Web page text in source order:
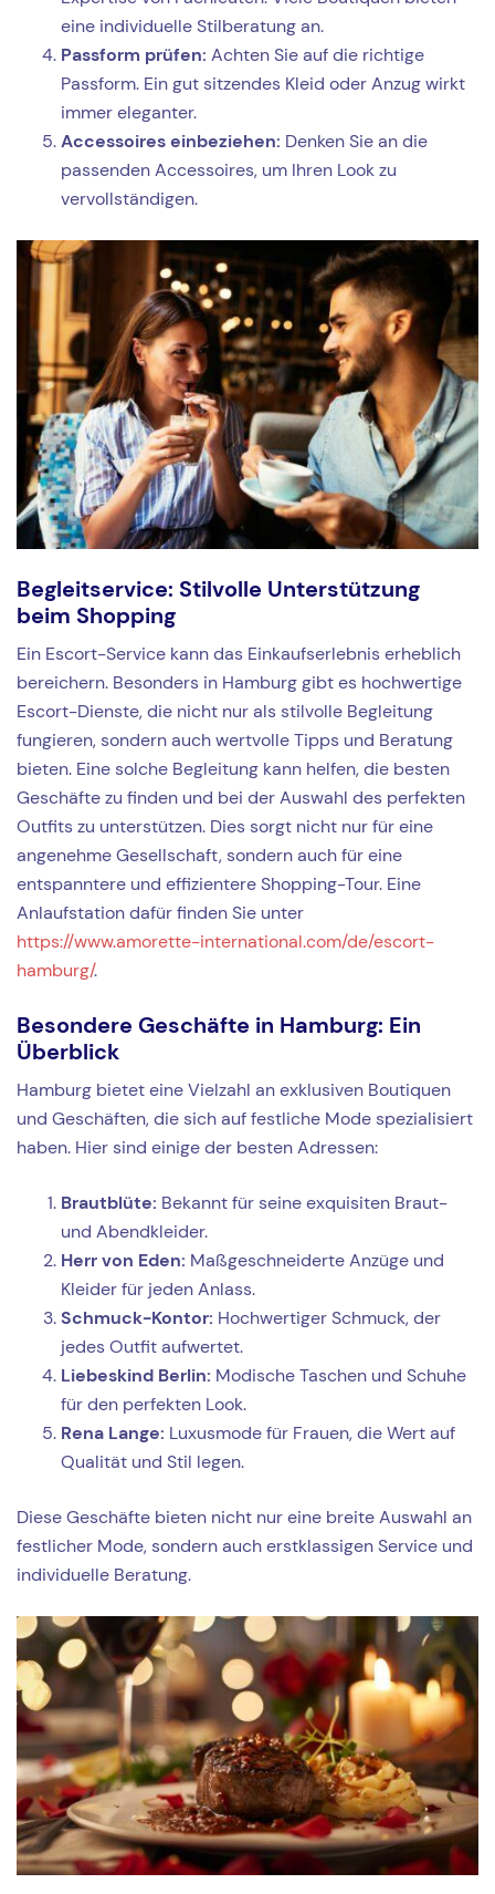
eine individuelle Stilberatung an.
Passform prüfen: Achten Sie auf die richtige
Passform. Ein gut sitzendes Kleid oder Anzug wirkt
immer eleganter.
Accessoires einbeziehen: Denken Sie an die
passenden Accessoires, um Ihren Look zu
vervollständigen.
Begleitservice: Stilvolle Unterstützung
beim Shopping
Ein Escort-Service kann das Einkaufserlebnis erheblich
bereichern. Besonders in Hamburg gibt es hochwertige
Escort-Dienste, die nicht nur als stilvolle Begleitung
fungieren, sondern auch wertvolle Tipps und Beratung
bieten. Eine solche Begleitung kann helfen, die besten
Geschäfte zu finden und bei der Auswahl des perfekten
Outfits zu unterstützen. Dies sorgt nicht nur für eine
angenehme Gesellschaft, sondern auch für eine
entspanntere und effizientere Shopping-Tour. Eine
Anlaufstation dafür finden Sie unter
https://www.amorette-international.com/de/escort-
hamburg/.
Besondere Geschäfte in Hamburg: Ein
Überblick
Hamburg bietet eine Vielzahl an exklusiven Boutiquen
und Geschäften, die sich auf festliche Mode spezialisiert
haben. Hier sind einige der besten Adressen:
Brautblüte: Bekannt für seine exquisiten Braut-
und Abendkleider.
Herr von Eden: Maßgeschneiderte Anzüge und
Kleider für jeden Anlass.
Schmuck-Kontor: Hochwertiger Schmuck, der
jedes Outfit aufwertet.
Liebeskind Berlin: Modische Taschen und Schuhe
für den perfekten Look.
Rena Lange: Luxusmode für Frauen, die Wert auf
Qualität und Stil legen.
Diese Geschäfte bieten nicht nur eine breite Auswahl an
festlicher Mode, sondern auch erstklassigen Service und
individuelle Beratung.